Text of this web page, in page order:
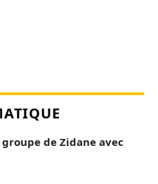
de Zidane avec